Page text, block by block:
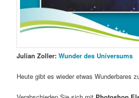
Julian Zoller:Wunder des Universums
Heute gibt es wieder etwas Wunderbares